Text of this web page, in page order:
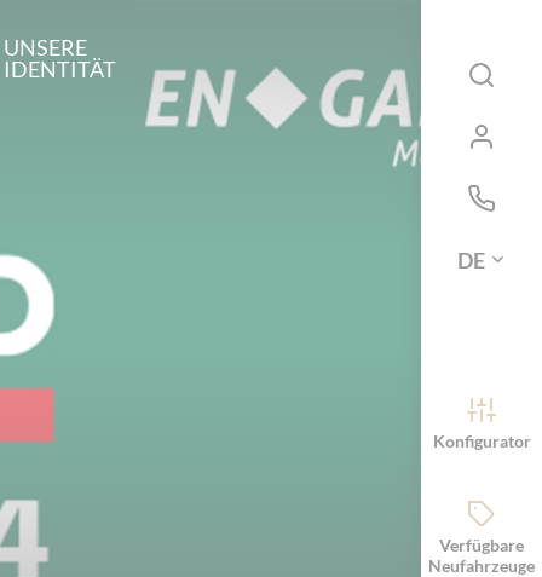
DE
Konfigurator
Verfügbare
Neufahrzeuge
UNSERE
IDENTITÄT